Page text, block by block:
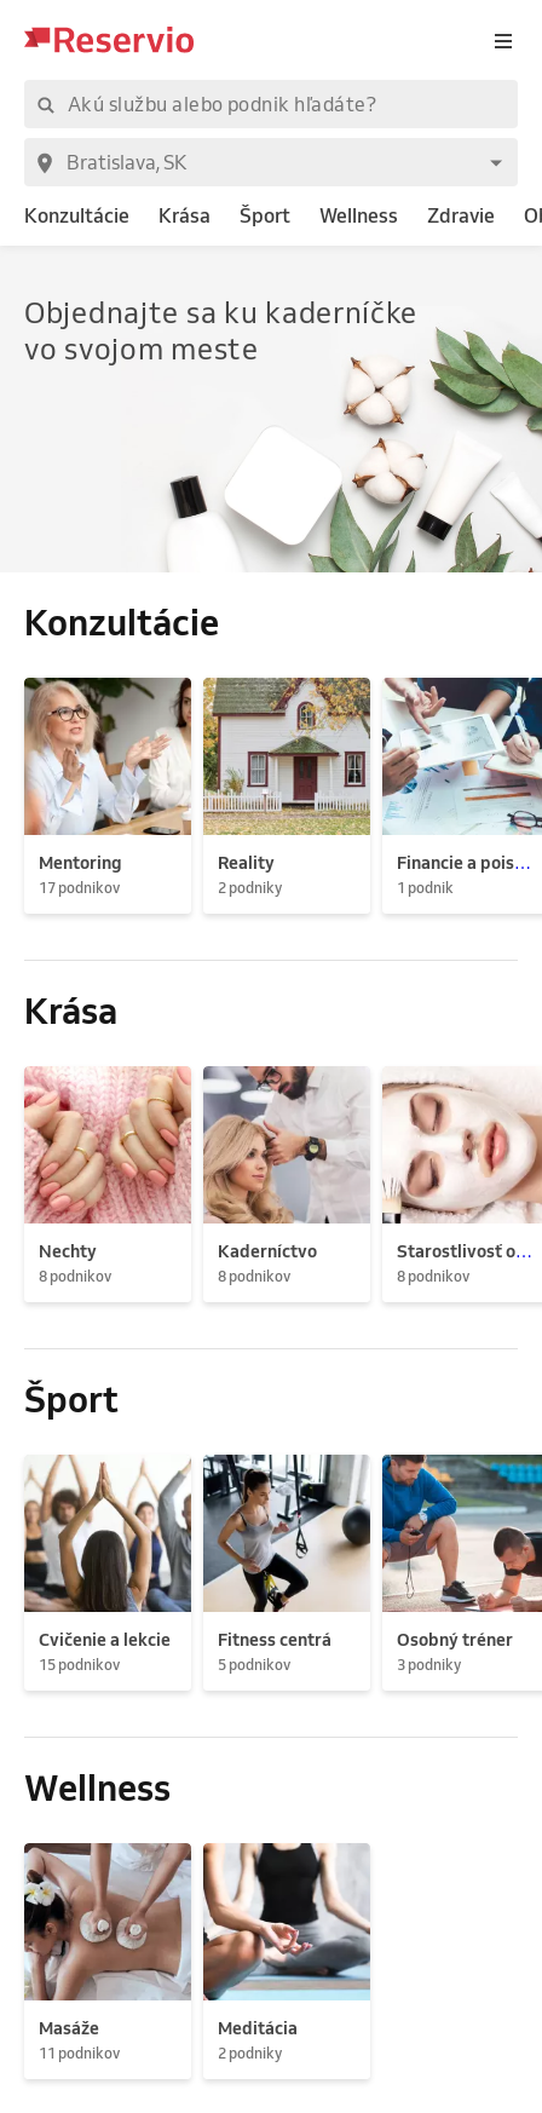
Konzultácie Krása Šport Wellness Zdravie
Objednajte sa ku kaderníčke
vo svojom meste
Konzultácie
Mentoring
17 podnikov
Reality
2 podniky
Financie a poistenie
1 podnik
Krása
Nechty
8 podnikov
Kaderníctvo
8 podnikov
Starostlivosť o pleť
8 podnikov
Šport
Cvičenie a lekcie
15 podnikov
Fitness centrá
5 podnikov
Osobný tréner
3 podniky
Wellness
Masáže
11 podnikov
Meditácia
2 podniky